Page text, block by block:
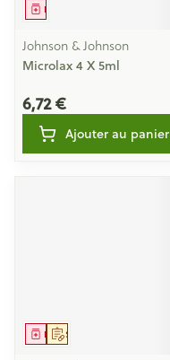
Médicament
Johnson & Johnson
Microlax 4 X 5ml
6,72 €
Ajouter au panier
Sur prescription
Médicament